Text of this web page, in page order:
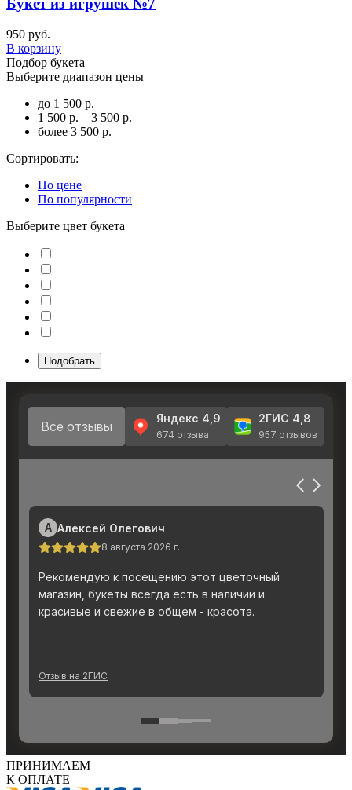
Букет из игрушек №7
950 руб.
В корзину
Подбор букета
Выберите диапазон цены
до 1 500 р.
1 500 р. – 3 500 р.
более 3 500 р.
Сортировать:
По цене
По популярности
Выберите цвет букета
Подобрать
ПРИНИМАЕМ
К ОПЛАТЕ